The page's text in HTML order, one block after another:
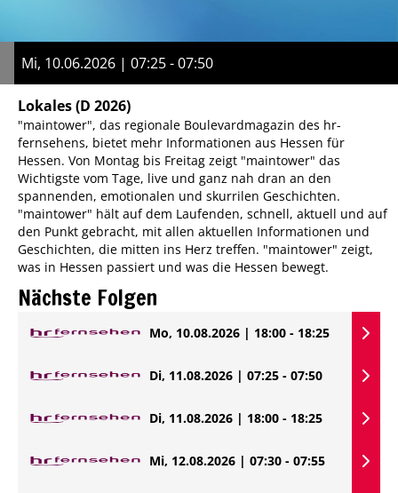
Mi, 10.06.2026 | 07:25 - 07:50
Lokales(D 2026)
"maintower", das regionale Boulevardmagazin des hr-
fernsehens, bietet mehr Informationen aus Hessen für
Hessen. Von Montag bis Freitag zeigt "maintower" das
Wichtigste vom Tage, live und ganz nah dran an den
spannenden, emotionalen und skurrilen Geschichten.
"maintower" hält auf dem Laufenden, schnell, aktuell und auf
den Punkt gebracht, mit allen aktuellen Informationen und
Geschichten, die mitten ins Herz treffen. "maintower" zeigt,
was in Hessen passiert und was die Hessen bewegt.
Nächste Folgen
Mo, 10.08.2026 | 18:00 - 18:25
Di, 11.08.2026 | 07:25 - 07:50
Di, 11.08.2026 | 18:00 - 18:25
Mi, 12.08.2026 | 07:30 - 07:55